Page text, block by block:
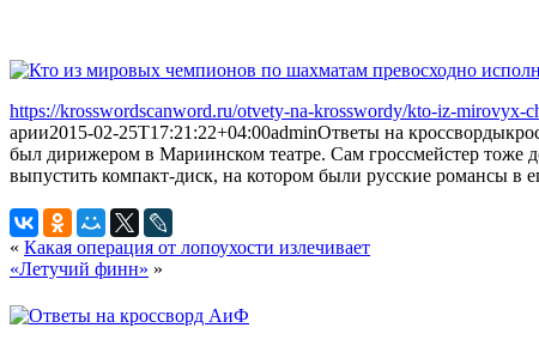
https://krosswordscanword.ru/otvety-na-krosswordy/kto-iz-mirovyx-
арии2015-02-25T17:21:22+04:00adminОтветы на кроссворды
был дирижером в Мариинском театре. Сам гроссмейстер тоже
выпустить компакт-диск, на котором были русские романсы в
« Какая операция от лопоухости излечивает
«Летучий финн» »